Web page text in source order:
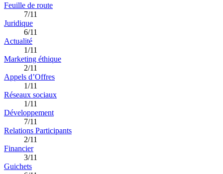
Feuille de route
7/11
Juridique
6/11
Actualité
1/11
Marketing éthique
2/11
Appels d’Offres
1/11
Réseaux sociaux
1/11
Développement
7/11
Relations Participants
2/11
Financier
3/11
Guichets